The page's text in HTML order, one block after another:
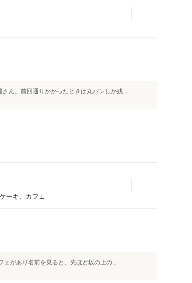
ん。前回通りかかったときは丸パンしか残...
ーキ、カフェ
があり名前を見ると、先ほど坂の上の...